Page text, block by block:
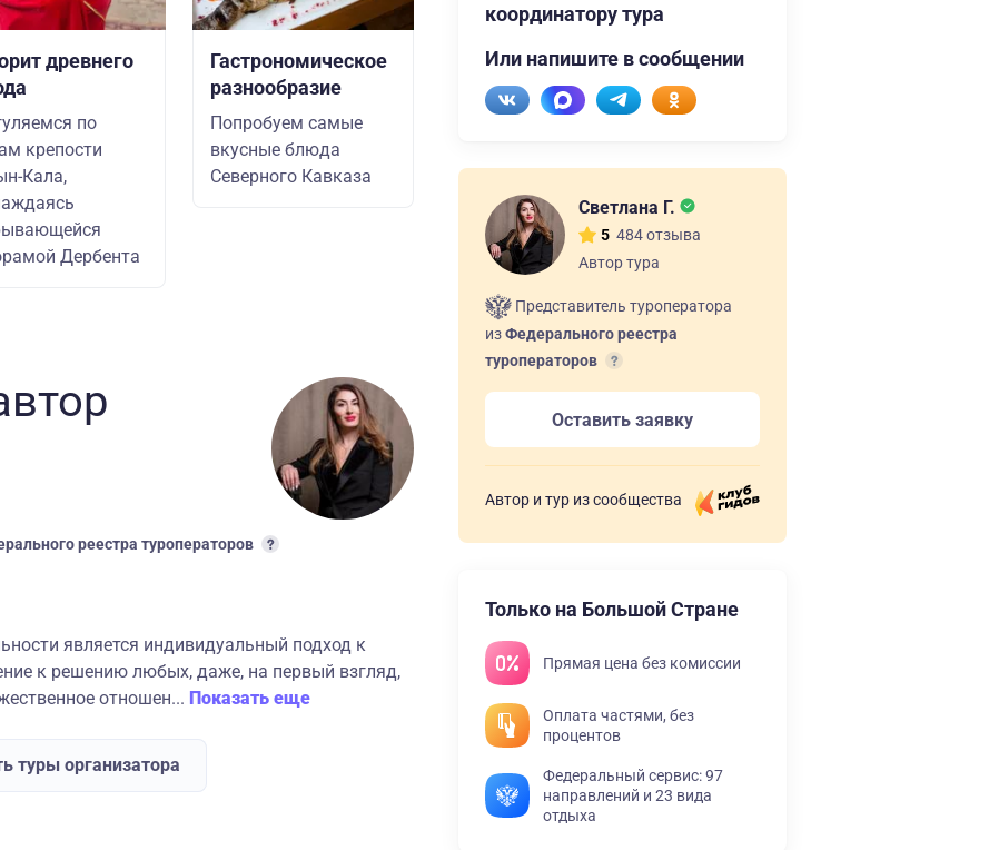
древнего
по
крепости
Кала,
Дербента
Гастрономическое
разнообразие
Попробуем самые
вкусные блюда
Северного Кавказа
реестра туроператоров
является индивидуальный подход к
к решению любых, даже, на первый взгляд,
отношен... Показать еще
туры организатора
координатору тура
Или напишите в сообщении
Светлана Г.
5 484 отзыва
Автор тура
Представитель туроператора
изФедерального реестра
туроператоров
Оставить заявку
Автор и тур из сообщества
Только на Большой Стране
Прямая цена без комиссии
Оплата частями, без
процентов
Федеральный сервис: 97
направлений и 23 вида
отдыха